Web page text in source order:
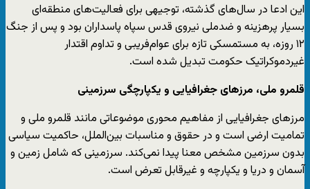
این ادعا در سال‌های گذشته، توجیهی برای فعالیت‌های منطقه‌ای
بسیار پرهزینه و ضدملی نیروی قدس سپاه پاسداران بود و پس از جنگ
۱۲ روزه، به مستمسکی تازه برای عوام‌فریبی و تداوم اقتدار
غیردموکراتیک حکومت تبدیل شده است.
قلمرو ملی، مرزهای جغرافیایی و یکپارچگی سرزمینی
مرزهای جغرافیایی از مفاهیم محوری موضوعاتی مانند قلمرو ملی و
تمامیت ارضی است و در حقوق و مناسبات بین‌الملل، حاکمیت سیاسی
بدون سرزمین مشخص معنا پیدا نمی‌کند. سرزمینی که شامل زمین و
آسمان و دریا و یکپارچه و غیرقابل تعرض است.